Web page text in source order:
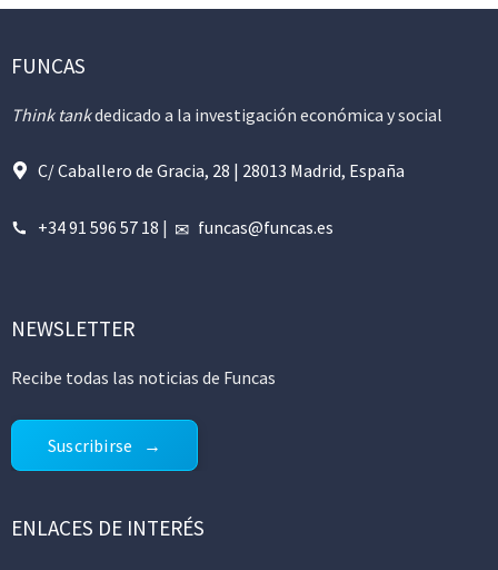
FUNCAS
Think tankdedicado a la investigación económica y social
C/ Caballero de Gracia, 28 | 28013 Madrid, España
+34 91 596 57 18 | funcas@funcas.es
NEWSLETTER
Recibe todas las noticias de Funcas
Suscribirse
ENLACES DE INTERÉS